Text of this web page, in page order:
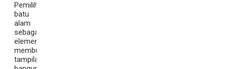
Pemilihan
batu
alam
sebagai
elemen
membuat
tampilan